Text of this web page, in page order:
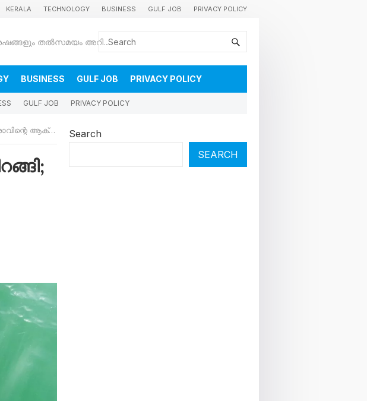
KERALA TECHNOLOGY BUSINESS GULF JOB PRIVACY POLICY
കുവൈറ്റിലെ വാർത്തകളും വിശേഷങ്ങളും തൽസമയം അറിയാൻ
BUSINESS GULF JOB PRIVACY POLICY
GULF JOB PRIVACY POLICY
പരിക്ക്
Search
SEARCH